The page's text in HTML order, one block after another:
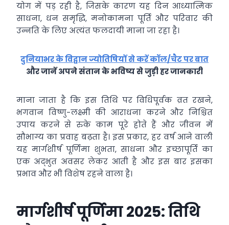
योग में पड़ रही है, जिसके कारण यह दिन आध्यात्मिक
साधना, धन समृद्धि, मनोकामना पूर्ति और परिवार की
उन्नति के लिए अत्यंत फलदायी माना जा रहा है।
दुनियाभर के विद्वान ज्योतिषियों से करें कॉल/चैट पर बात
और जानें अपने संतान के भविष्य से जुड़ी हर जानकारी
माना जाता है कि इस तिथि पर विधिपूर्वक व्रत रखने,
भगवान विष्णु-लक्ष्मी की आराधना करने और निश्चित
उपाय करने से रुके काम पूरे होते हैं और जीवन में
सौभाग्य का प्रवाह बढ़ता है। इस प्रकार, हर वर्ष आने वाली
यह मार्गशीर्ष पूर्णिमा शुभता, साधना और इच्छापूर्ति का
एक अद्भुत अवसर लेकर आती है और इस बार इसका
प्रभाव और भी विशेष रहने वाला है।
मार्गशीर्ष पूर्णिमा 2025: तिथि